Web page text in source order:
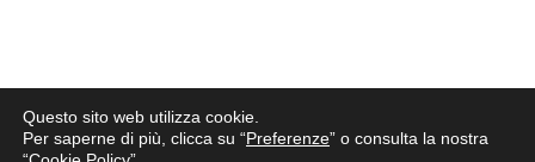
Questo sito web utilizza cookie.
Per saperne di più, clicca su “Preferenze” o consulta la nostra